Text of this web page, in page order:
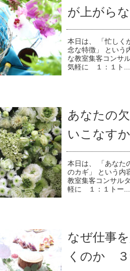
が上がら
本日は、 「忙しく
念な特徴」 という
な教室集客コンサ
気軽に １：１ト...
あなたの
いこなす
本日は、 「あなた
のカギ」 という内
教室集客コンサル
軽に １：１トー...
なぜ仕事
くのか ３